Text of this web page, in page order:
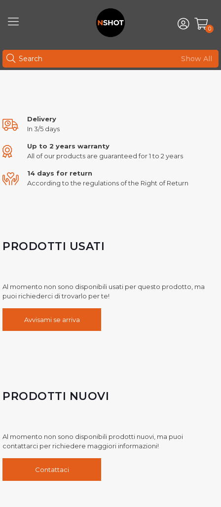
0
Show All
Delivery
In 3/5 days
Up to 2 years warranty
All of our products are guaranteed for 1 to 2 years
14 days for return
According to the regulations of the Right of Return
PRODOTTI USATI
Al momento non sono disponibili usati per questo prodotto, ma
puoi richiederci di trovarlo per te!
Avvisami se arriva
PRODOTTI NUOVI
Al momento non sono disponibili prodotti nuovi, ma puoi
contattarci per richiedere maggiori informazioni!
Contattaci